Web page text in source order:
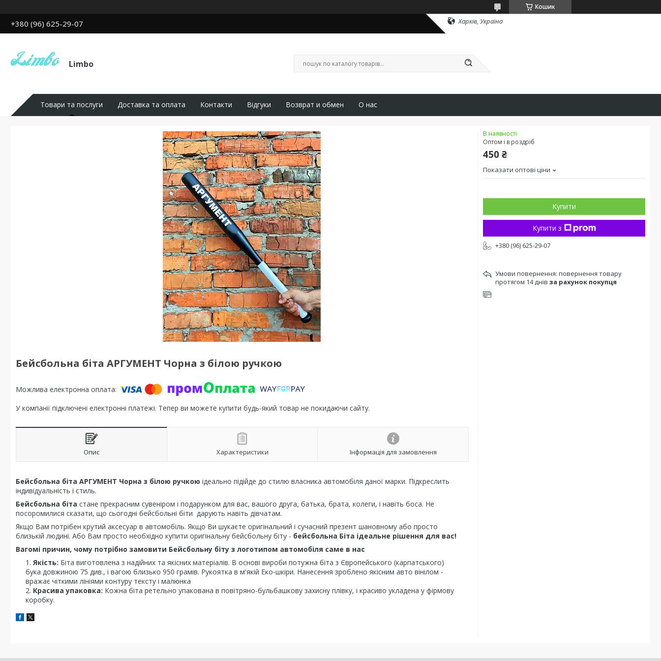
Кошик
+380 (96) 625-29-07 Харків, Україна
Limbo
Товари та послуги Доставка та оплата Контакти Відгуки Возврат и обмен О нас
Бейсбольна біта АРГУМЕНТ Чорна з білою ручкою
У компанії підключені електронні платежі. Тепер ви можете купити будь-який товар не покидаючи сайту.
Опис Характеристики Інформація для замовлення
Бейсбольна біта АРГУМЕНТ Чорна з білою ручкою ідеально підійде до стилю власника автомобіля даної марки. Підкреслить
індивідуальність і стиль.
Бейсбольна біта стане прекрасним сувеніром і подарунком для вас, вашого друга, батька, брата, колеги, і навіть боса. Не
посоромилися сказати, що сьогодні бейсбольні біти дарують навіть дівчатам.
Якщо Вам потрібен крутий аксесуар в автомобіль. Якщо Ви шукаєте оригінальний і сучасний презент шановному або просто
близькій людині. Або Вам просто необхідно купити оригінальну бейсбольну біту - бейсбольна Біта ідеальне рішення для вас!
Вагомі причин, чому потрібно замовити Бейсбольну біту з логотипом автомобіля саме в нас
Якість: Біта виготовлена з надійних та якісних матеріалів. В основі вироби потужна біта з Європейського (карпатського)
бука довжиною 75 див., і вагою близько 950 грамів. Рукоятка в м'якій Еко-шкіри. Нанесення зроблено якісним авто вінілом -
вражає чіткими лініями контуру тексту і малюнка
Красива упаковка: Кожна біта ретельно упакована в повітряно-бульбашкову захисну плівку, і красиво укладена у фірмову
коробку.
В наявності
Оптом і в роздріб
450 ₴
Показати оптові ціни
Купити
Купити з
+380 (96) 625-29-07
повернення товару
протягом 14 днів за рахунок покупця